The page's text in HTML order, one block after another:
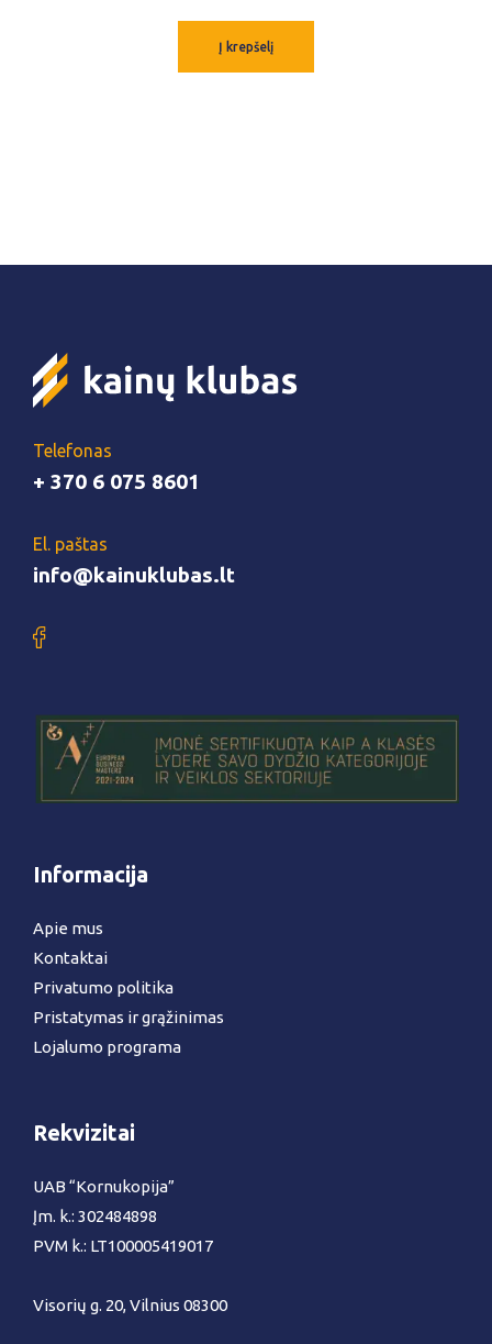
Į krepšelį
Telefonas
+ 370 6 075 8601
El. paštas
info@kainuklubas.lt
Informacija
Apie mus
Kontaktai
Privatumo politika
Pristatymas ir grąžinimas
Lojalumo programa
Rekvizitai
UAB “Kornukopija”
Įm. k.: 302484898
PVM k.: LT100005419017
Visorių g. 20, Vilnius 08300